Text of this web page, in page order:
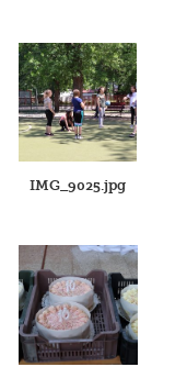
IMG_9025.jpg